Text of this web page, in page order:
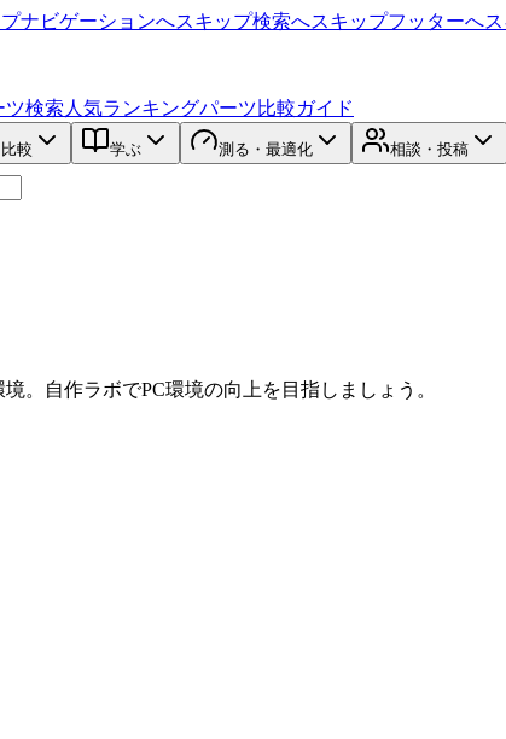
ナビゲーションへスキップ検索へスキップフッターへ
ツ検索 人気ランキングパーツ比較ガイド
較 学ぶ 測る・最適化 相談・投稿
境。 自作ラボでPC環境の向上を目指しましょう。